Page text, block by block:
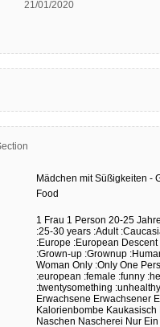
21/01/2020
Mädchen mit Süßigkeiten -
Food
1 Frau 1 Person 20-25
:25-30 years :Adult
:Europe :European Descent
:Grown-up :Grownup
Woman Only :Only One
:european :female :funny
:twentysomething :unhealthy
Erwachsene Erwachsener
Kalorienbombe Kaukasisch
Naschen Nascherei Nur